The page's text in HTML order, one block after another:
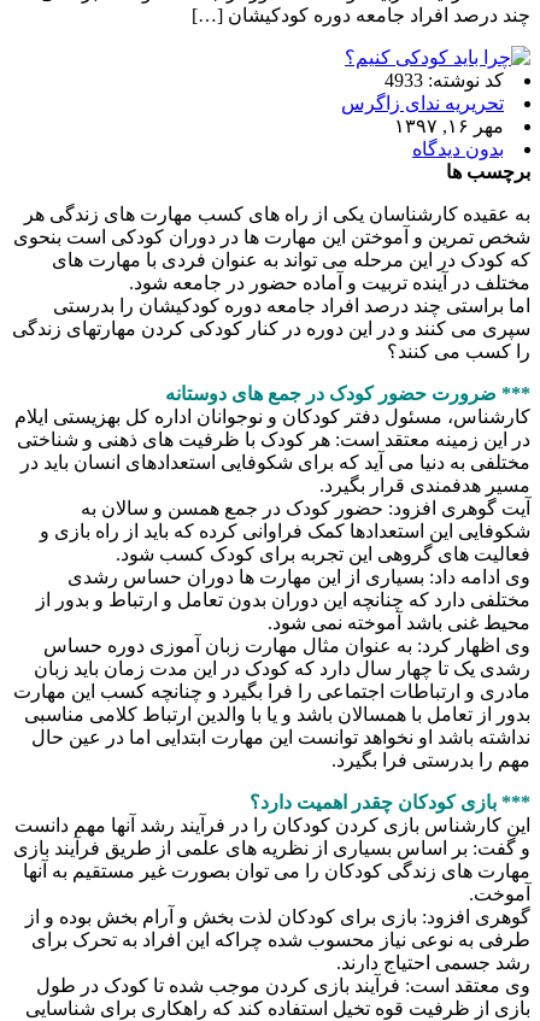
چند درصد افراد جامعه دوره کودکیشان […]
کد نوشته: 4933
تحریریه ندای زاگرس
مهر ۱۶, ۱۳۹۷
بدون دیدگاه
برچسب ها
به عقیده کارشناسان یکی از راه های کسب مهارت های زندگی هر
شخص تمرین و آموختن این مهارت ها در دوران کودکی است بنحوی
که کودک در این مرحله می تواند به عنوان فردی با مهارت های
مختلف در آینده تربیت و آماده حضور در جامعه شود.
اما براستی چند درصد افراد جامعه دوره کودکیشان را بدرستی
سپری می کنند و در این دوره در کنار کودکی کردن مهارتهای زندگی
را کسب می کنند؟
*** ضرورت حضور کودک در جمع های دوستانه
کارشناس، مسئول دفتر کودکان و نوجوانان اداره کل بهزیستی ایلام
در این زمینه معتقد است: هر کودک با ظرفیت های ذهنی و شناختی
مختلفی به دنیا می آید که برای شکوفایی استعدادهای انسان باید در
مسیر هدفمندی قرار بگیرد.
آیت گوهری افزود: حضور کودک در جمع همسن و سالان به
شکوفایی این استعدادها کمک فراوانی کرده که باید از راه بازی و
فعالیت های گروهی این تجربه برای کودک کسب شود.
وی ادامه داد: بسیاری از این مهارت ها دوران حساس رشدی
مختلفی دارد که چنانچه این دوران بدون تعامل و ارتباط و بدور از
محیط غنی باشد آموخته نمی شود.
وی اظهار کرد: به عنوان مثال مهارت زبان آموزی دوره حساس
رشدی یک تا چهار سال دارد که کودک در این مدت زمان باید زبان
مادری و ارتباطات اجتماعی را فرا بگیرد و چنانچه کسب این مهارت
بدور از تعامل با همسالان باشد و یا با والدین ارتباط کلامی مناسبی
نداشته باشد او نخواهد توانست این مهارت ابتدایی اما در عین حال
مهم را بدرستی فرا بگیرد.
*** بازی کودکان چقدر اهمیت دارد؟
این کارشناس بازی کردن کودکان را در فرآیند رشد آنها مهم دانست
و گفت: بر اساس بسیاری از نظریه های علمی از طریق فرآیند بازی
مهارت های زندگی کودکان را می توان بصورت غیر مستقیم به آنها
آموخت.
گوهری افزود: بازی برای کودکان لذت بخش و آرام بخش بوده و از
طرفی به نوعی نیاز محسوب شده چراکه این افراد به تحرک برای
رشد جسمی احتیاج دارند.
وی معتقد است: فرآیند بازی کردن موجب شده تا کودک در طول
بازی از ظرفیت قوه تخیل استفاده کند که راهکاری برای شناسایی